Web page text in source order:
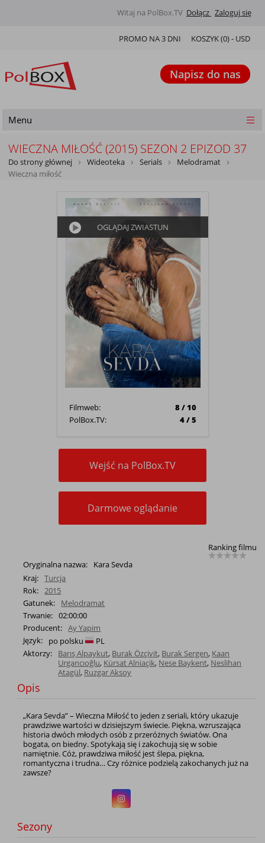
Witaj na PolBox.TV Dołącz Zaloguj się
KOSZYK (0) - USD
PROMO NA 3 DNI
Napisz do nas
Menu
WIECZNA MIŁOŚĆ (2015) SEZON 2 EPIZOD 37
Do strony głównej Wideoteka Serials
Melodramat
Wieczna miłość
OGLĄDAJ ZWIASTUN
Filmweb:
8 / 10
PolBox.TV:
4 / 5
Wejść na PolBox.TV
Darmowe oglądanie
Ranking filmu
Oryginalna nazwa:
Kara Sevda
Kraj: Turcja
Rok: 2015
Gatunek:
Melodramat
Trwanie: 02:00:00
Producent: Ay Yapim
Język:
po polsku
PL
Aktorzy:
Barış Alpaykut, Burak Özçivit, Burak Sergen, Kaan
Urgancıoğlu, Kürsat Alniaçik, Nese Baykent, Neslihan
Atagül, Ruzgar Aksoy
Opis
„Kara Sevda” – Wieczna Miłość to jeden z seriali, który ukazuje
prawdziwe wartości w dzisiejszym świecie. Piękna, wzruszająca
historia dwóch młodych osób z przeróżnych światów. Ona
bogata, on biedny. Spotykają się i zakochują się w sobie
namiętnie. Cóż, prawdziwa miłość jest ślepa, piękna,
romantyczna i trudna… Czy różnice podzielą zakochanych już na
zawsze?
Sezony